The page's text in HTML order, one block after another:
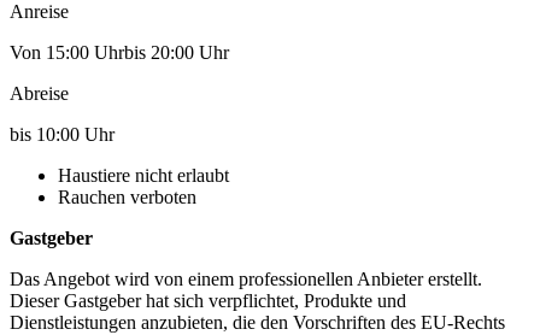
Anreise
Von 15:00 Uhrbis 20:00 Uhr
Abreise
bis 10:00 Uhr
Haustiere nicht erlaubt
Rauchen verboten
Gastgeber
Das Angebot wird von einem professionellen Anbieter erstellt.
Dieser Gastgeber hat sich verpflichtet, Produkte und
Dienstleistungen anzubieten, die den Vorschriften des EU-Rechts